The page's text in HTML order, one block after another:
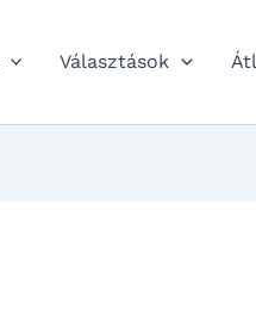
Választások